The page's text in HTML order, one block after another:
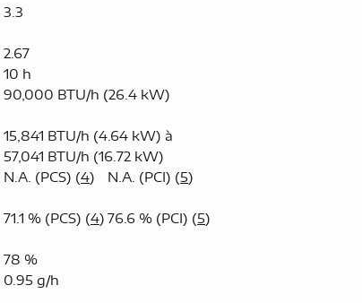
3.3
2.67
10 h
90,000 BTU/h (26.4 kW)
15,841 BTU/h (4.64 kW) à
57,041 BTU/h (16.72 kW)
N.A. (PCS) (4) N.A. (PCI) (5)
71.1 % (PCS) (4) 76.6 % (PCI) (5)
78 %
0.95 g/h